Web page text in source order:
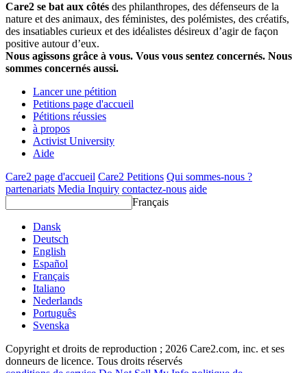
Care2 se bat aux côtés des philanthropes, des défenseurs de la
nature et des animaux, des féministes, des polémistes, des créatifs,
des insatiables curieux et des idéalistes désireux d’agir de façon
positive autour d’eux.
Nous agissons grâce à vous. Vous vous sentez concernés. Nous
sommes concernés aussi.
Lancer une pétition
Petitions page d'accueil
Pétitions réussies
à propos
Activist University
Aide
Care2 page d'accueil Care2 Petitions Qui sommes-nous ?
partenariats Media Inquiry contactez-nous aide
Français
Dansk
Deutsch
English
Español
Français
Italiano
Nederlands
Português
Svenska
Copyright et droits de reproduction ; 2026 Care2.com, inc. et ses
donneurs de licence. Tous droits réservés